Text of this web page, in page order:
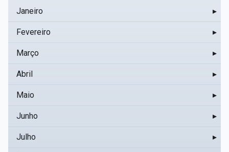
Janeiro ▸
Fevereiro ▸
Março ▸
Abril ▸
Maio ▸
Junho ▸
Julho ▸